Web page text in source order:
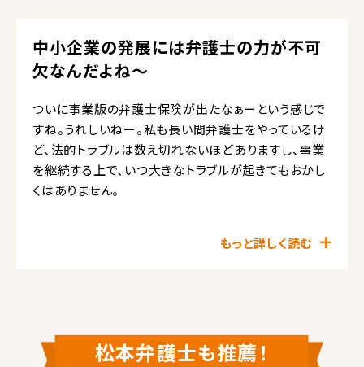
中小企業の発展には弁護士の力が不可
欠なんだよね～
ついに事業版の弁護士保険が出たなぁーという感じで
すね。うれしいねー。私も長い間弁護士をやっているけ
ど、法的トラブルは数え切れないほどありますし、事業
を継続する上で、いつ大きなトラブルが起きてもおかし
くはありません。
もっと詳しく読む
松本弁護士も推薦！